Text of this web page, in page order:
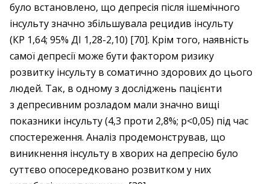
було встановлено, що депресія після ішемічного
інсульту значно збільшувала рецидив інсульту
(КР 1,64; 95% ДІ 1,28-2,10) [70]. Крім того, наявність
самої депресії може бути фактором ризику
розвитку інсульту в соматично здорових до цього
людей. Так, в одному з досліджень пацієнти
з депресивним розладом мали значно вищі
показники інсульту (4,3 проти 2,8%; р<0,05) під час
спостереження. Аналіз продемонстрував, що
виникнення інсульту в хворих на депресію було
суттєво опосередковано розвитком у них